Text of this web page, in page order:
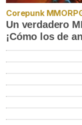
Corepunk
Un verdadero
¡Cómo los de